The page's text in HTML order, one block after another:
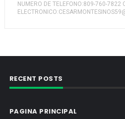
NUMERO DE TELEFONO:809-760-7822
RECENT POSTS
PAGINA PRINCIPAL